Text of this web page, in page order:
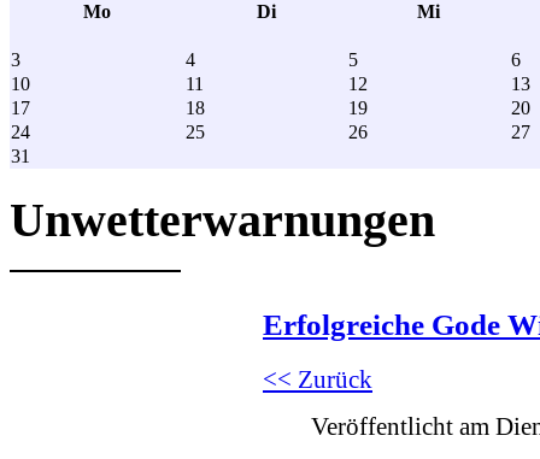
Mo Di Mi
3 4 5
6
10
11 12
13
17
18 19
20
24
25 26
27
31
Unwetterwarnungen
Erfolgreiche Gode
<< Zurück
Veröffentlicht am